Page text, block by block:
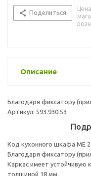
Поделиться
Описание
Благодаря фиксатору
Артикул: 593.930.53
Код кухонного шкафа ME
Благодаря фиксатору
Каркас имеет устойчивую
толщиной 18 мм.